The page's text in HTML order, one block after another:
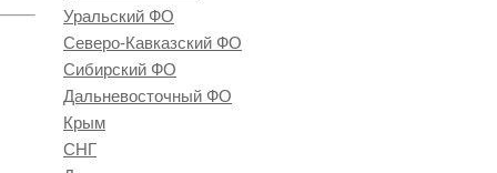
Уральский ФО
Северо-Кавказский ФО
Сибирский ФО
Дальневосточный ФО
Крым
СНГ